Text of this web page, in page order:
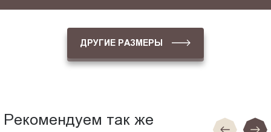
ДРУГИЕ РАЗМЕРЫ
Рекомендуем так же